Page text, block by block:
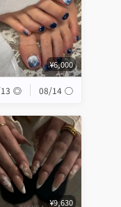
¥6,000
◎ 08/14 ◯
¥9,630